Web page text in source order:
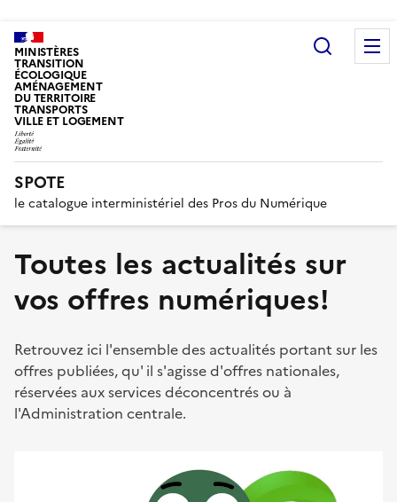
MINISTÈRES
TRANSITION
ÉCOLOGIQUE
AMÉNAGEMENT
DU TERRITOIRE
TRANSPORTS
VILLE ET LOGEMENT
SPOTE
le catalogue interministériel des Pros du Numérique
Toutes les actualités sur
vos offres numériques!
Retrouvez ici l'ensemble des actualités portant sur les
offres publiées, qu' il s'agisse d'offres nationales,
réservées aux services déconcentrés ou à
l'Administration centrale.